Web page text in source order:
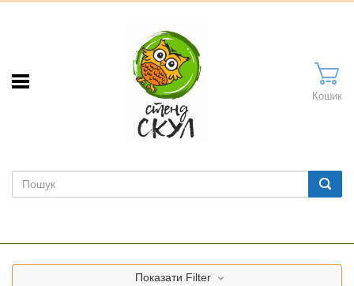
Кошик
Показати Filter